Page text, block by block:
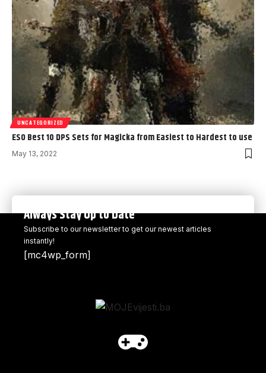
UNCATEGORIZED
ESO Best 10 DPS Sets for Magicka from Easiest to Hardest to use
May 13, 2022
Always Stay Up to Date
Subscribe to our newsletter to get our newest articles
instantly!
[mc4wp_form]